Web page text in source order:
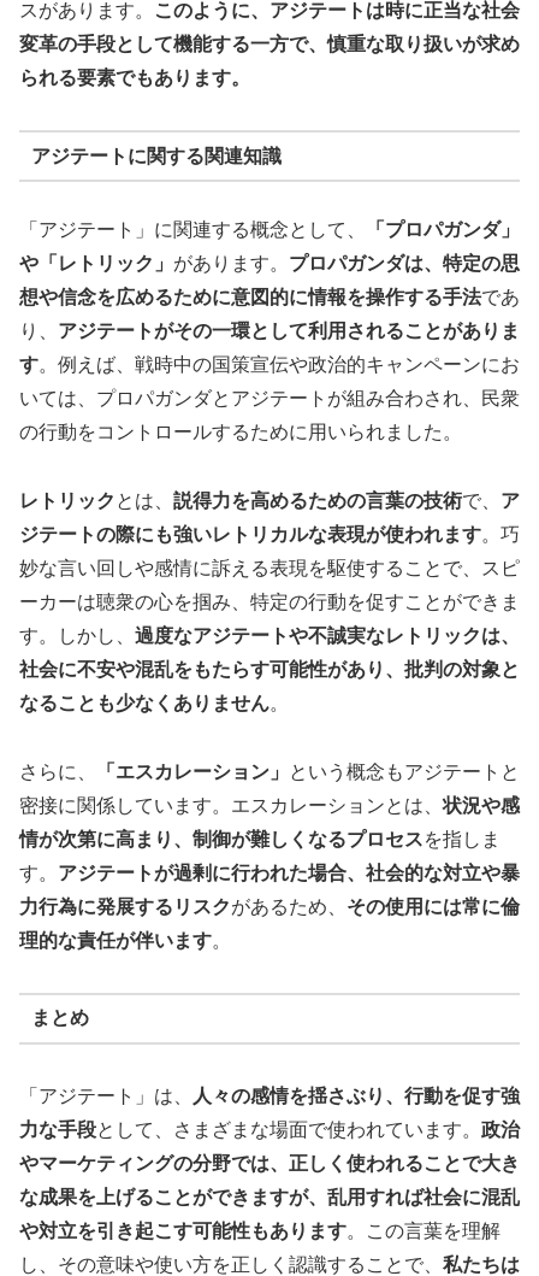
スがあります。
このように、アジテートは時に正当な社会
変革の手段として機能する一方で、慎重な取り扱いが求め
られる要素でもあります。
アジテートに関する関連知識
「アジテート」に関連する概念として、
「プロパガンダ」
や「レトリック」 があります。 プロパガンダは、特定の思
想や信念を広めるために意図的に情報を操作する手法であ
り、 アジテートがその一環として利用されることがありま
す。例えば、戦時中の国策宣伝や政治的キャンペーンにお
いては、プロパガンダとアジテートが組み合わされ、民衆
の行動をコントロールするために用いられました。
レトリック とは、 説得力を高めるための言葉の技術で、 ア
ジテートの際にも強いレトリカルな表現が使われます。巧
妙な言い回しや感情に訴える表現を駆使することで、スピ
ーカーは聴衆の心を掴み、特定の行動を促すことができま
す。しかし、 過度なアジテートや不誠実なレトリックは、
社会に不安や混乱をもたらす可能性があり、批判の対象と
なることも少なくありません。
さらに、 「エスカレーション」
という概念もアジテートと
密接に関係しています。エスカレーションとは、状況や感
情が次第に高まり、制御が難しくなるプロセスを指しま
す。 アジテートが過剰に行われた場合、社会的な対立や暴
力行為に発展するリスクがあるため、 その使用には常に倫
理的な責任が伴います。
まとめ
「アジテート」は、
人々の感情を揺さぶり、行動を促す強
力な手段として、さまざまな場面で使われています。 政治
やマーケティングの分野では、正しく使われることで大き
な成果を上げることができますが、乱用すれば社会に混乱
や対立を引き起こす可能性もあります。この言葉を理解
し、その意味や使い方を正しく認識することで、 私たちは